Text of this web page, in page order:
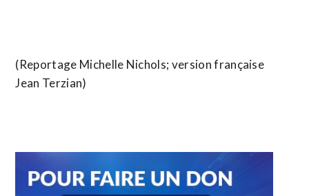
(Reportage Michelle Nichols; version française
Jean Terzian)